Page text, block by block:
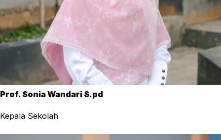
Prof. Sonia Wandari S.pd
Kepala Sekolah